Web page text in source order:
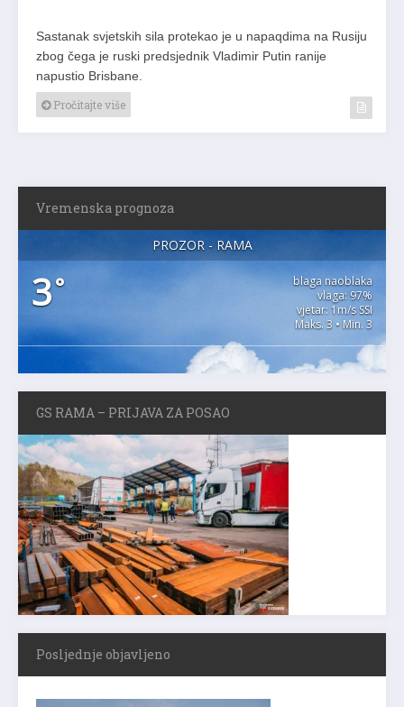
Sastanak svjetskih sila protekao je u napaqdima na Rusiju
zbog čega je ruski predsjednik Vladimir Putin ranije
napustio Brisbane.
Pročitajte više
Vremenska prognoza
PROZOR - RAMA
3°
blaga naoblaka
vlaga: 97%
vjetar: 1m/s SSI
Maks. 3 • Min. 3
GS RAMA – PRIJAVA ZA POSAO
Posljednje objavljeno